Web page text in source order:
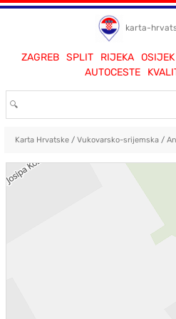
karta-
ZAGREB SPLIT RIJEKA OSIJEK
AUTOCESTE
Karta Hrvatske/ Vukovarsko-srijemska/